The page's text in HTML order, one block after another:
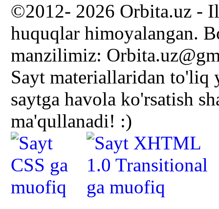
©2012- 2026 Orbita.uz -
huquqlar himoyalangan.
manzilimiz:
Sayt materiallaridan
saytga havola ko'rsatish
ma'qullanadi! :)